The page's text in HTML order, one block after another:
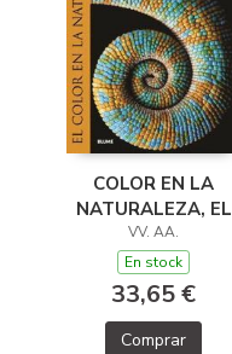
COLOR EN LA
NATURALEZA, EL
VV. AA.
En stock
33,65 €
Comprar